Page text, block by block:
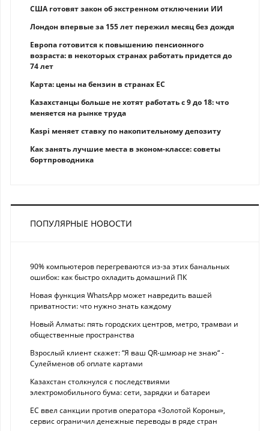
США готовят закон об экстренном отключении ИИ
Лондон впервые за 155 лет пережил месяц без дождя
Европа готовится к повышению пенсионного
возраста: в некоторых странах работать придется до
74 лет
Карта: цены на бензин в странах ЕС
Казахстанцы больше не хотят работать с 9 до 18: что
меняется на рынке труда
Kaspi меняет ставку по накопительному депозиту
Как занять лучшие места в эконом-классе: советы
бортпроводника
ПОПУЛЯРНЫЕ НОВОСТИ
90% компьютеров перегреваются из-за этих банальных
ошибок: как быстро охладить домашний ПК
Новая функция WhatsApp может навредить вашей
приватности: что нужно знать каждому
Новый Алматы: пять городских центров, метро, трамваи и
общественные пространства
Взрослый клиент скажет: “Я ваш QR-шмюар не знаю“ -
Сулейменов об оплате картами
Казахстан столкнулся с последствиями
электромобильного бума: сети, зарядки и батареи
ЕС ввел санкции против оператора «Золотой Короны»,
сервис ограничил денежные переводы в ряде стран